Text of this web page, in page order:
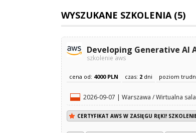
WYSZUKANE SZKOLENIA (5)
Developing Generative AI
szkolenie aws
cena od: 4000 PLN czas: 2 dni poziom
2026-09-07 | Warszawa / Wirtualna sala
CERTYFIKAT AWS W ZASIĘGU RĘKI!